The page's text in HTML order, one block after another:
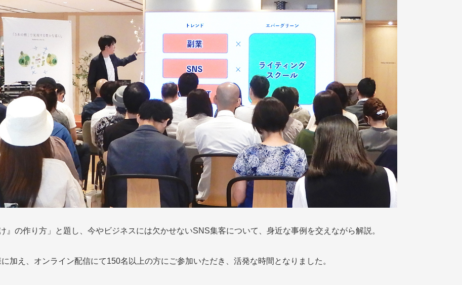
』の作り方」と題し、今やビジネスには欠かせないSNS集客について、身近な事例を交えながら解説。
加え、オンライン配信にて150名以上の方にご参加いただき、活発な時間となりました。